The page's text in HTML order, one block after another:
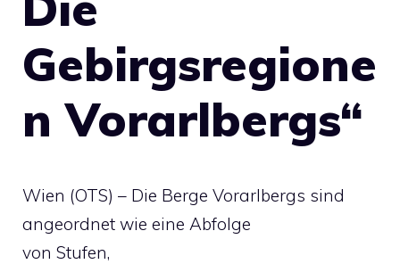
Gebirgsregione
n Vorarlbergs“
Wien (OTS) – Die Berge Vorarlbergs sind
angeordnet wie eine Abfolge
von Stufen,